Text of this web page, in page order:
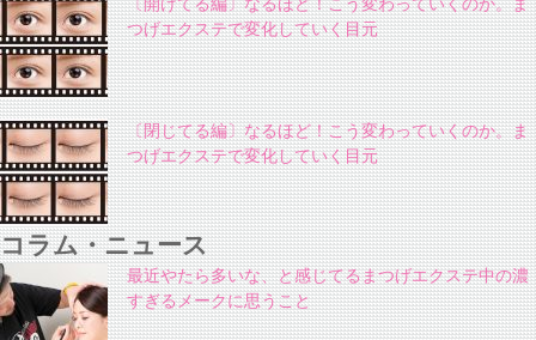
つげエクステで変化していく目元
〔閉じてる編〕なるほど！こう変わっていくのか。ま
つげエクステで変化していく目元
コラム・ニュース
最近やたら多いな、と感じてるまつげエクステ中の濃
すぎるメークに思うこと